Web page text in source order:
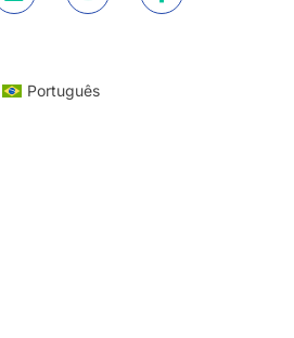
Português